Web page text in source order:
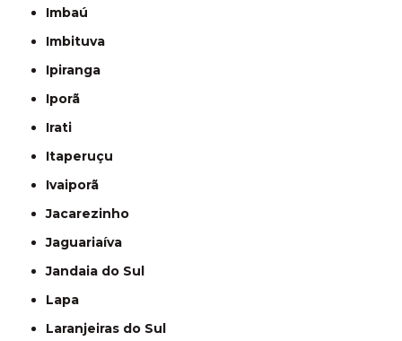
Imbaú
Imbituva
Ipiranga
Iporã
Irati
Itaperuçu
Ivaiporã
Jacarezinho
Jaguariaíva
Jandaia do Sul
Lapa
Laranjeiras do Sul